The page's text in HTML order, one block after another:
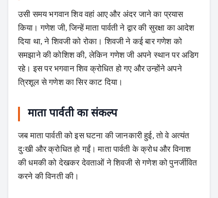
उसी समय भगवान शिव वहां आए और अंदर जाने का प्रयास
किया। गणेश जी, जिन्हें माता पार्वती ने द्वार की सुरक्षा का आदेश
दिया था, ने शिवजी को रोका। शिवजी ने कई बार गणेश को
समझाने की कोशिश की, लेकिन गणेश जी अपने स्थान पर अडिग
रहे। इस पर भगवान शिव क्रोधित हो गए और उन्होंने अपने
त्रिशूल से गणेश का सिर काट दिया।
माता पार्वती का संकल्प
जब माता पार्वती को इस घटना की जानकारी हुई, तो वे अत्यंत
दुःखी और क्रोधित हो गईं। माता पार्वती के क्रोध और विनाश
की धमकी को देखकर देवताओं ने शिवजी से गणेश को पुनर्जीवित
करने की विनती की।